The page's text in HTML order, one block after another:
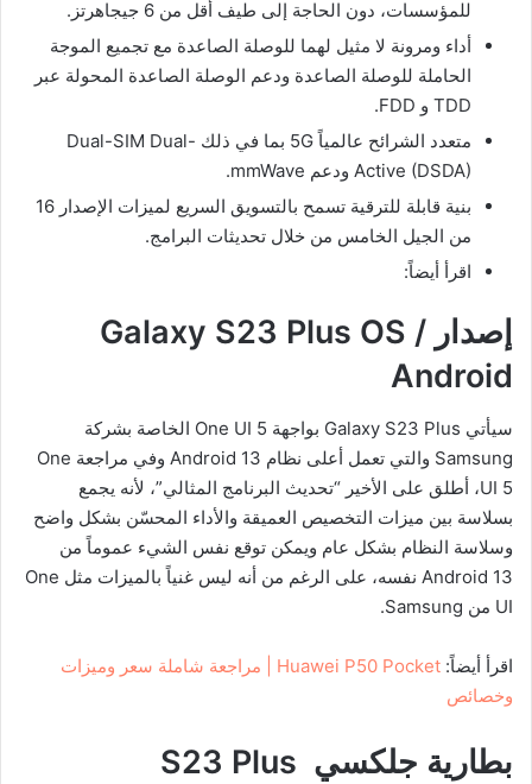
للمؤسسات، دون الحاجة إلى طيف أقل من 6 جيجاهرتز.
أداء ومرونة لا مثيل لهما للوصلة الصاعدة مع تجميع الموجة
الحاملة للوصلة الصاعدة ودعم الوصلة الصاعدة المحولة عبر
TDD و FDD.
متعدد الشرائح عالمياً 5G بما في ذلك Dual-SIM Dual-
Active (DSDA) ودعم mmWave.
بنية قابلة للترقية تسمح بالتسويق السريع لميزات الإصدار 16
من الجيل الخامس من خلال تحديثات البرامج.
اقرأ أيضاً:
إصدار Galaxy S23 Plus OS /
Android
سيأتي Galaxy S23 Plus بواجهة One UI 5 الخاصة بشركة
Samsung والتي تعمل أعلى نظام Android 13 وفي مراجعة One
UI 5، أطلق على الأخير “تحديث البرنامج المثالي”، لأنه يجمع
بسلاسة بين ميزات التخصيص العميقة والأداء المحسّن بشكل واضح
وسلاسة النظام بشكل عام ويمكن توقع نفس الشيء عموماً من
Android 13 نفسه، على الرغم من أنه ليس غنياً بالميزات مثل One
UI من Samsung.
اقرأ أيضاً:
Huawei P50 Pocket | مراجعة شاملة سعر وميزات
وخصائص
بطارية جلكسي